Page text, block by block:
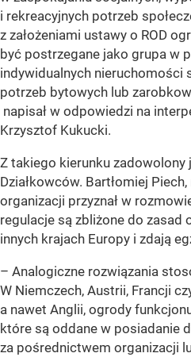
i rekreacyjnych potrzeb
z założeniami ustawy o ROD
być postrzegane jako grupa w
indywidualnych nieruchomości
potrzeb bytowych lub
napisał w odpowiedzi na
Krzysztof Kukucki.
Z takiego kierunku zadowolony
Działkowców. Bartłomiej
organizacji przyznał w
regulacje są zbliżone do zasad
innych krajach Europy i zdają
– Analogiczne rozwiązania
W Niemczech, Austrii, Francji
a nawet Anglii, ogrody
które są oddane w posiadanie
za pośrednictwem organizacji